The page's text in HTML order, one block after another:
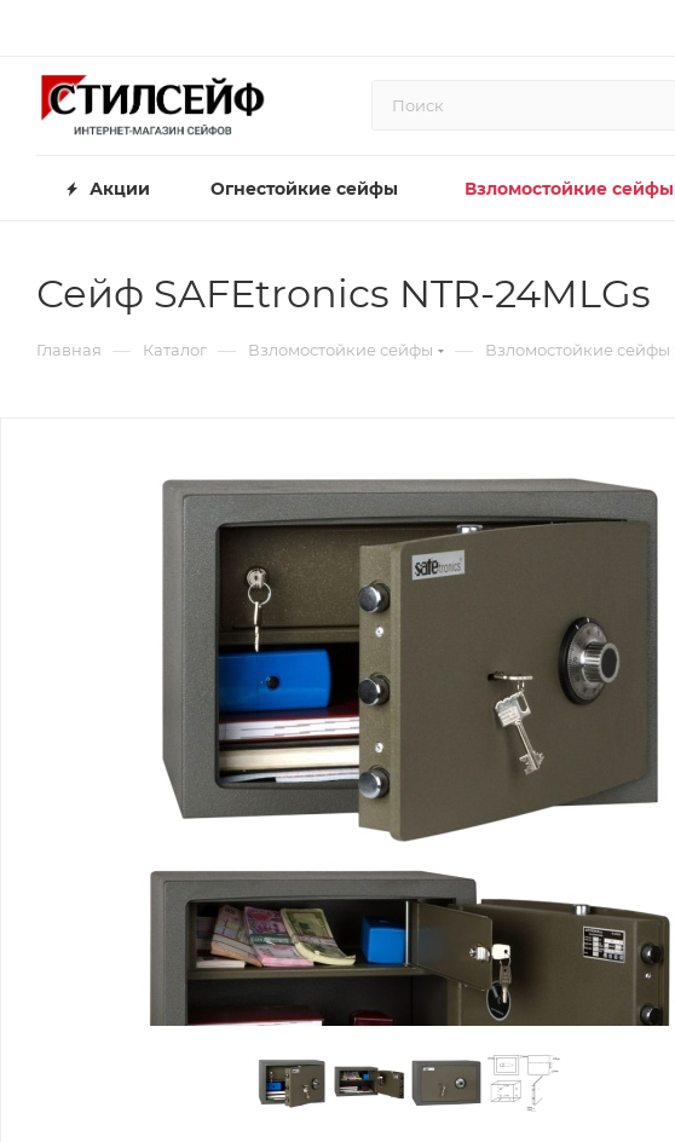
Акции Огнестойкие сейфы Взломостойкие сейфы
Сейф SAFEtronics NTR-24MLGs
Главная — Каталог — Взломостойкие сейфы — Взломостойкие сейфы